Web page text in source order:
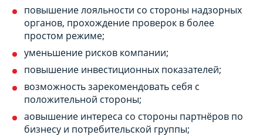
повышение лояльности со стороны надзорных
органов, прохождение проверок в более
простом режиме;
уменьшение рисков компании;
повышение инвестиционных показателей;
возможность зарекомендовать себя с
положительной стороны;
аовышение интереса со стороны партнёров по
бизнесу и потребительской группы;